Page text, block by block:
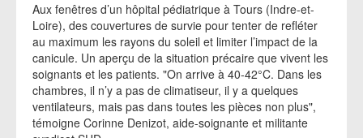
Aux fenêtres d’un hôpital pédiatrique à Tours (Indre-et-
Loire), des couvertures de survie pour tenter de refléter
au maximum les rayons du soleil et limiter l’impact de la
canicule. Un aperçu de la situation précaire que vivent les
soignants et les patients. "On arrive à 40-42°C. Dans les
chambres, il n’y a pas de climatiseur, il y a quelques
ventilateurs, mais pas dans toutes les pièces non plus",
témoigne Corinne Denizot, aide-soignante et militante